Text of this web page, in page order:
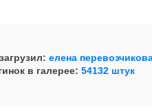
елена
в галерее: 54132 штук